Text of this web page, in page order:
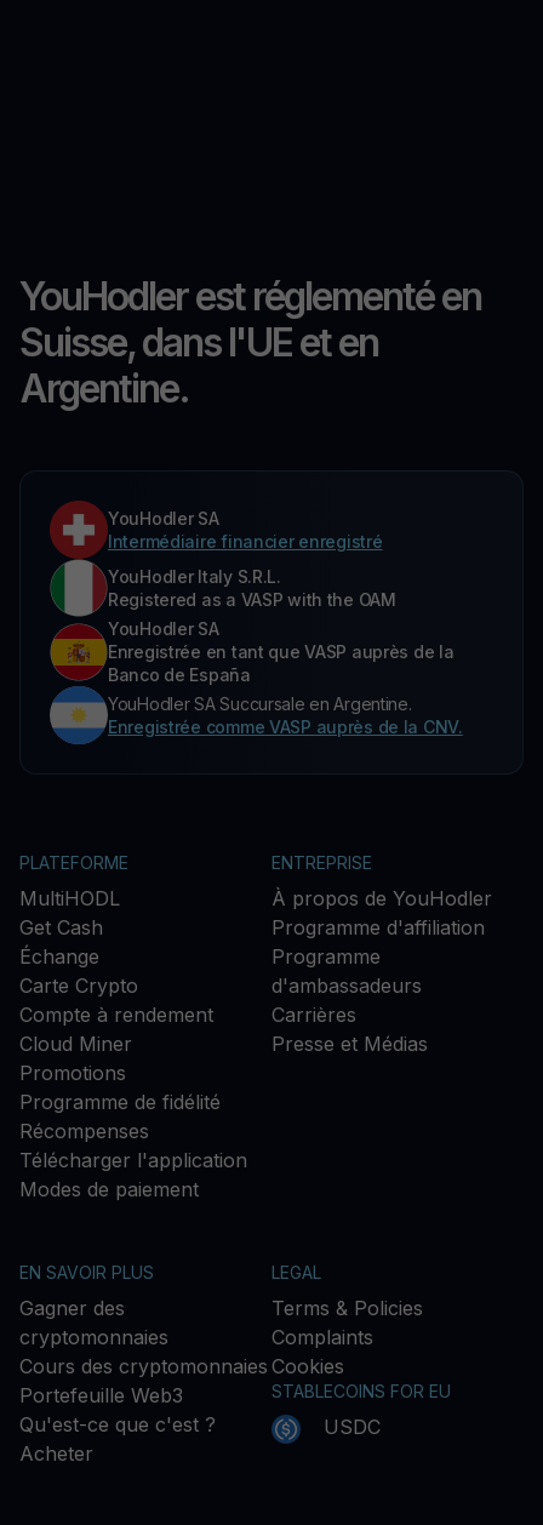
YouHodler est réglementé en
Suisse, dans l'UE et en
Argentine.
YouHodler SA
Intermédiaire financier enregistré
YouHodler Italy S.R.L.
Registered as a VASP with the OAM
YouHodler SA
Enregistrée en tant que VASP auprès de la
Banco de España
YouHodler SA Succursale en Argentine.
Enregistrée comme VASP auprès de la CNV.
PLATEFORME
MultiHODL
Get Cash
Échange
Carte Crypto
Compte à rendement
Cloud Miner
Promotions
Programme de fidélité
Récompenses
Télécharger l'application
Modes de paiement
ENTREPRISE
À propos de YouHodler
Programme d'affiliation
Programme
d'ambassadeurs
Carrières
Presse et Médias
EN SAVOIR PLUS
Gagner des
cryptomonnaies
Cours des cryptomonnaies
Portefeuille Web3
Qu'est-ce que c'est ?
Acheter
LEGAL
Terms & Policies
Complaints
Cookies
STABLECOINS FOR EU
USDC